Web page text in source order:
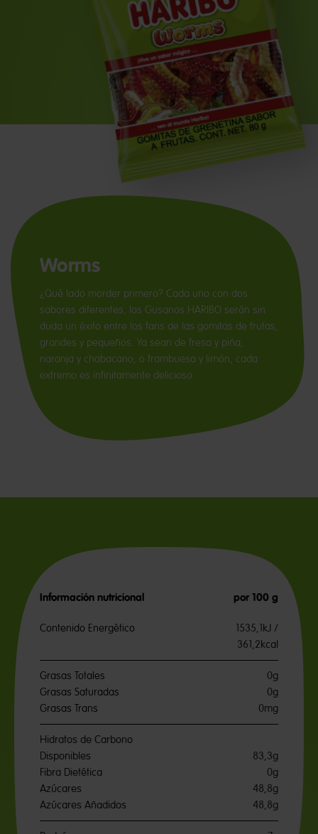
Worms
¿Qué lado morder primero? Cada uno con dos
sabores diferentes, los Gusanos HARIBO serán sin
duda un éxito entre los fans de las gomitas de frutas,
grandes y pequeños. Ya sean de fresa y piña,
naranja y chabacano, o frambuesa y limón, cada
extremo es infinitamente delicioso.
Información nutricional por 100 g
Contenido Energético
1535,1kJ /
361,2kcal
Grasas Totales
0g
Grasas Saturadas
0g
Grasas Trans
0mg
Hidratos de Carbono
Disponibles
83,3g
Fibra Dietética
0g
Azúcares
48,8g
Azúcares Añadidos
48,8g